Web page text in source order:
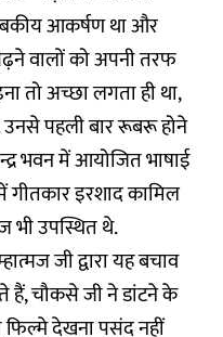
आकर्षण था और
वालों को अपनी तरफ
तो अच्छा लगता ही था,
पहली बार रूबरू होने
भवन में आयोजित भाषाई
गीतकार इरशाद कामिल
भी उपस्थित थे.
जी द्वारा यह बचाव
हैं, चौकसे जी ने डांटने के
देखना पसंद नहीं